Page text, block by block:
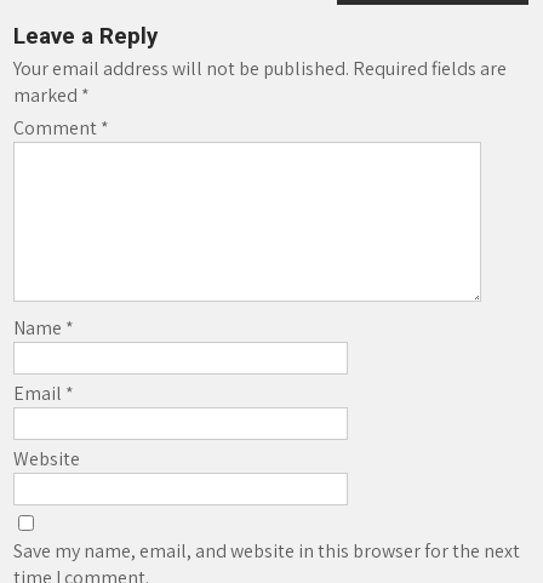
Leave a Reply
Your email address will not be published. Required fields are
marked *
Comment*
Name *
Email *
Website
Save my name, email, and website in this browser for the next
time I comment.